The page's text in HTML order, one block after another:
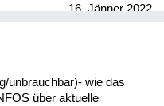
16. Jänner 2022
unbrauchbar)- wie das
über aktuelle